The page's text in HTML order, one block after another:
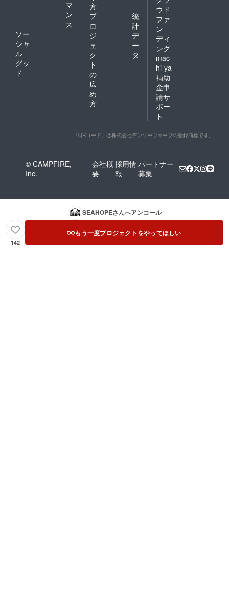
マ
ン
ス
ソー
シャ
ル
グッ
ド
方
プ
ロ
ジ
ェ
ク
ト
の
広
め
方
統
計
デ
ー
タ
ウド
ファ
ン
ディ
ング
mac
hi-ya
補助
金申
請サ
ポー
ト
「QRコード」は株式会社デンソーウェーブの登録商標です。
© CAMPFIRE,
Inc.
会社概
要
採用情
報
パートナー
募集
SEAHOPEさんへアンコール
142
もう一度プロジェクトをやってほしい